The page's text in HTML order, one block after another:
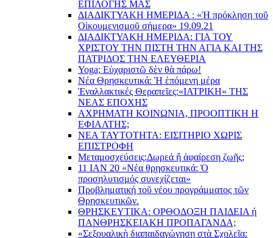
EΠΙΛΟΓΗΣ ΜΑΣ
ΔΙΑΔΙΚΤΥΑΚΗ ΗΜΕΡΙΔΑ : «Ἡ πρόκληση τοῦ
Οἰκουμενισμοῦ σήμερα» 19.09.21
ΔΙΑΔΙΚΤΥΑΚΗ ΗΜΕΡΙΔΑ: ΓΙΑ ΤΟΥ
ΧΡΙΣΤΟΥ ΤΗΝ ΠΙΣΤΗ ΤΗΝ ΑΓΙΑ ΚΑΙ ΤΗΣ
ΠΑΤΡΙΔΟΣ ΤΗΝ ΕΛΕΥΘΕΡΙΑ
Yoga; Εὐχαριστῶ δὲν θὰ πάρω!
Νέα Θρησκευτικά: Ἡ ἑπόμενη μέρα
Ἐναλλακτικές Θεραπεῖες:«ΙΑΤΡΙΚΗ» ΤΗΣ
ΝΕΑΣ ΕΠΟΧΗΣ
ΑΧΡΗΜΑΤΗ ΚΟΙΝΩΝΙΑ, ΠΡΟΟΠΤΙΚΗ Η
ΕΦΙΑΛΤΗΣ;
ΝΕΑ ΤΑΥΤΟΤΗΤΑ: ΕΙΣΙΤΗΡΙΟ ΧΩΡΙΣ
ΕΠΙΣΤΡΟΦΗ
Μεταμοσχεύσεις:Δωρεά ἤ ἀφαίρεση ζωῆς;
11 ΙΑΝ 20 «Νέα θρησκευτικά: Ὁ
προσηλυτισμός συνεχίζεται»
Προβληματική τοῦ νέου προγράμματος τῶν
Θρησκευτικῶν.
ΘΡΗΣΚΕΥΤΙΚΑ: ΟΡΘΟΔΟΞΗ ΠΑΙΔΕΙΑ ή
ΠΑΝΘΡΗΣΚΕΙΑΚΗ ΠΡΟΠΑΓΑΝΔΑ;
«Σεξουαλικὴ διαπαιδαγώγηση στὰ Σχολεῖα: